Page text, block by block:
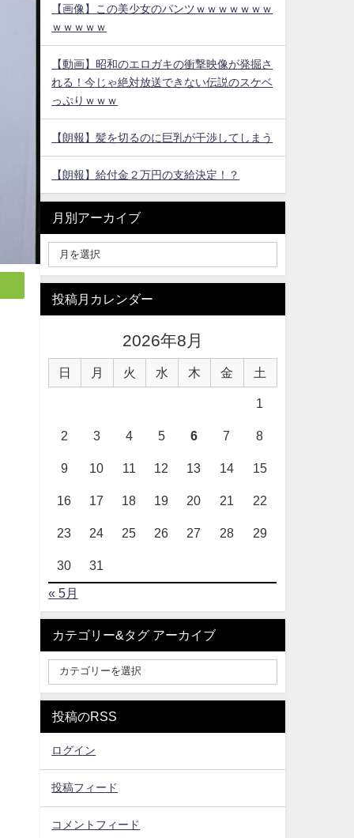
【画像】この美少女のパンツｗｗｗｗｗｗｗ
ｗｗｗｗｗ
【動画】昭和のエロガキの衝撃映像が発掘さ
れる！今じゃ絶対放送できない伝説のスケベ
っぷりｗｗｗ
【朗報】髪を切るのに巨乳が干渉してしまう
【朗報】給付金２万円の支給決定！？
月別アーカイブ
投稿月カレンダー
2026年8月
日 月 火 水 木 金 土
1
2 3 4 5 6 7 8
9 10 11 12 13 14 15
16 17 18 19 20 21 22
23 24 25 26 27 28 29
30 31
« 5月
カテゴリー&タグ アーカイブ
投稿のRSS
ログイン
投稿フィード
コメントフィード